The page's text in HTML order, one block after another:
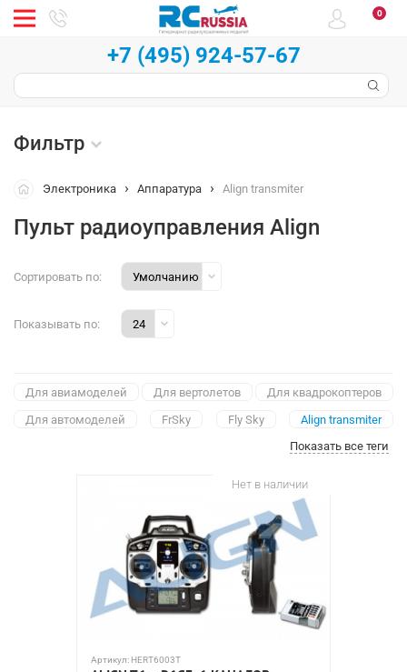
0
+7 (495) 924-57-67
Фильтр
Электроника Аппаратура Align transmiter
Пульт радиоуправления Align
Сортировать по:
Показывать по:
Для авиамоделей Для вертолетов
Для квадрокоптеров
Для автомоделей
FrSky Fly Sky
Align transmiter
2-канальная
12-канальная
14-канальная
24-канальная
Показать все теги
Нет в наличии
Артикул: HERT6003T